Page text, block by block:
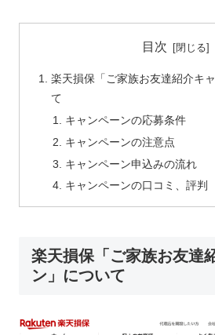
目次
楽天損保「ご家族お友達紹介キ
て
キャンペーンの応募条件
キャンペーンの注意点
キャンペーン申込みの流れ
キャンペーンの口コミ、評判
楽天損保「ご家族お友達
ン」について